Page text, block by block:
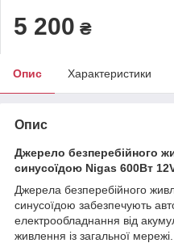
5 200 ₴
Опис Характеристики
Опис
Джерело безперебійного
синусоїдою Nigas 600Вт
Джерела безперебійного
синусоїдою забезпечують
електрообладнання від
живлення із загальної мережі.